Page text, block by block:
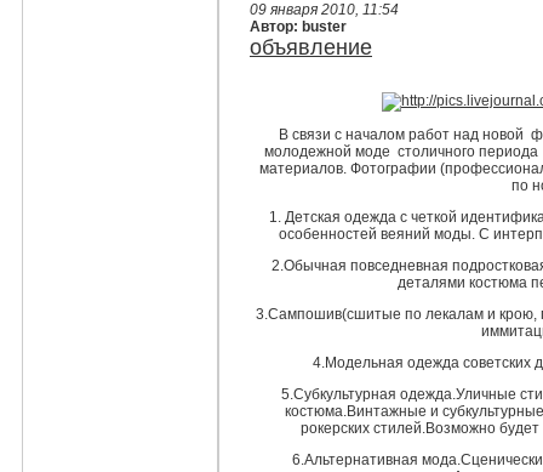
09 января 2010, 11:54
Автор: buster
объявление
В связи с началом работ над новой
молодежной моде столичного
материалов. Фотографии
по
1. Детская одежда с четкой
особенностей веяний моды. С
2.Обычная повседневная
деталями костюма
3.Сампошив(сшитые по лекалам и
4.Модельная одежда
5.Субкультурная одежда.Уличные
костюма.Винтажные и
рокерских стилей.Возможно
6.Альтернативная